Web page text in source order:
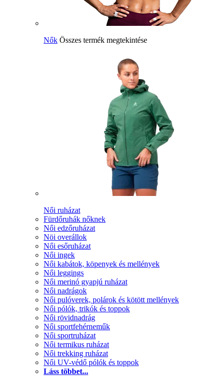
Nők Összes termék megtekintése
Női ruházat
Fürdőruhák nőknek
Női edzőruházat
Nöi overállok
Női esőruházat
Női ingek
Női kabátok, köpenyek és mellények
Női leggings
Női merinó gyapjú ruházat
Női nadrágok
Női pulóverek, polárok és kötött mellények
Női pólók, trikók és toppok
Női rövidnadrág
Női sportfehérneműk
Női sportruházat
Női termikus ruházat
Női trekking ruházat
Női UV-védő pólók és toppok
Láss többet...